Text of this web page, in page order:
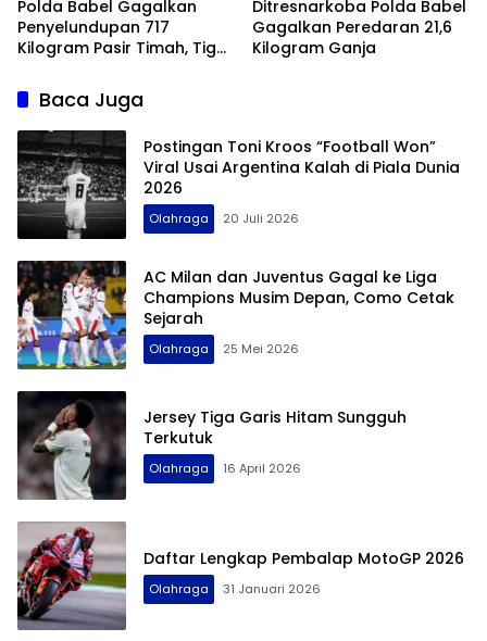
Terdepan Menyorot Fakta.
Polda Babel Gagalkan
Penyelundupan 717
Kilogram Pasir Timah, Tiga
Ditresnarkoba Polda Babel
Gagalkan Peredaran 21,6
Kilogram Ganja
Baca Juga
Postingan Toni Kroos “Football Won”
Viral Usai Argentina Kalah di Piala Dunia
2026
Olahraga 20 Juli 2026
AC Milan dan Juventus Gagal ke Liga
Champions Musim Depan, Como Cetak
Sejarah
Olahraga 25 Mei 2026
Jersey Tiga Garis Hitam Sungguh
Terkutuk
Olahraga 16 April 2026
Daftar Lengkap Pembalap MotoGP 2026
Olahraga 31 Januari 2026